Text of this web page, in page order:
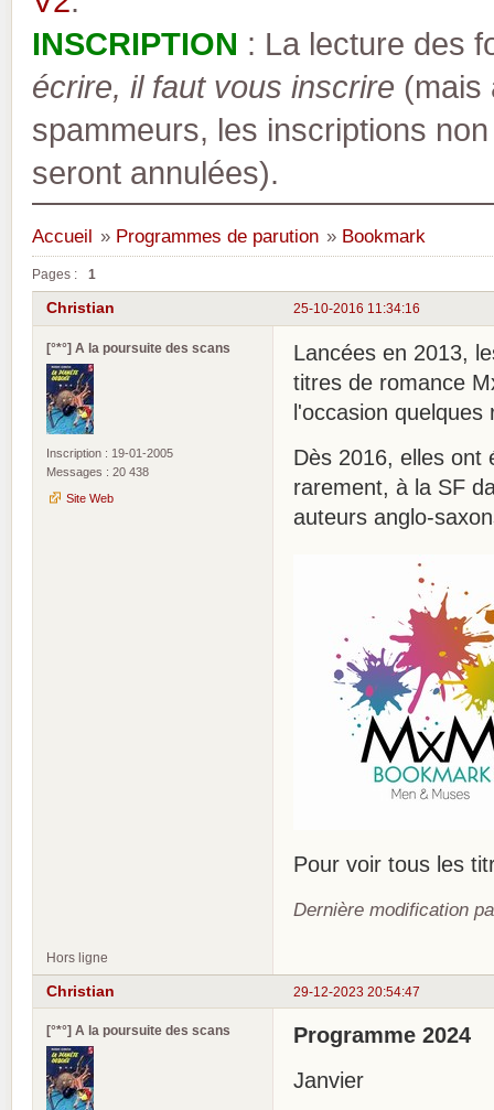
INSCRIPTION : La lecture des
écrire, il faut vous inscrire (mais
spammeurs, les inscriptions
seront annulées).
Accueil » Programmes de parution » Bookmark
Pages : 1
25-10-2016 11:34:16
Christian
[°*°] A la poursuite des scans
Inscription : 19-01-2005
Messages : 20 438
Site Web
Lancées en 2013,
titres de romance
l'occasion quelques
Dès 2016, elles ont
rarement, à la SF
auteurs anglo-
Pour voir tous les
Dernière modification
Hors ligne
29-12-2023 20:54:47
Christian
[°*°] A la poursuite des scans
Programme 2024
Janvier